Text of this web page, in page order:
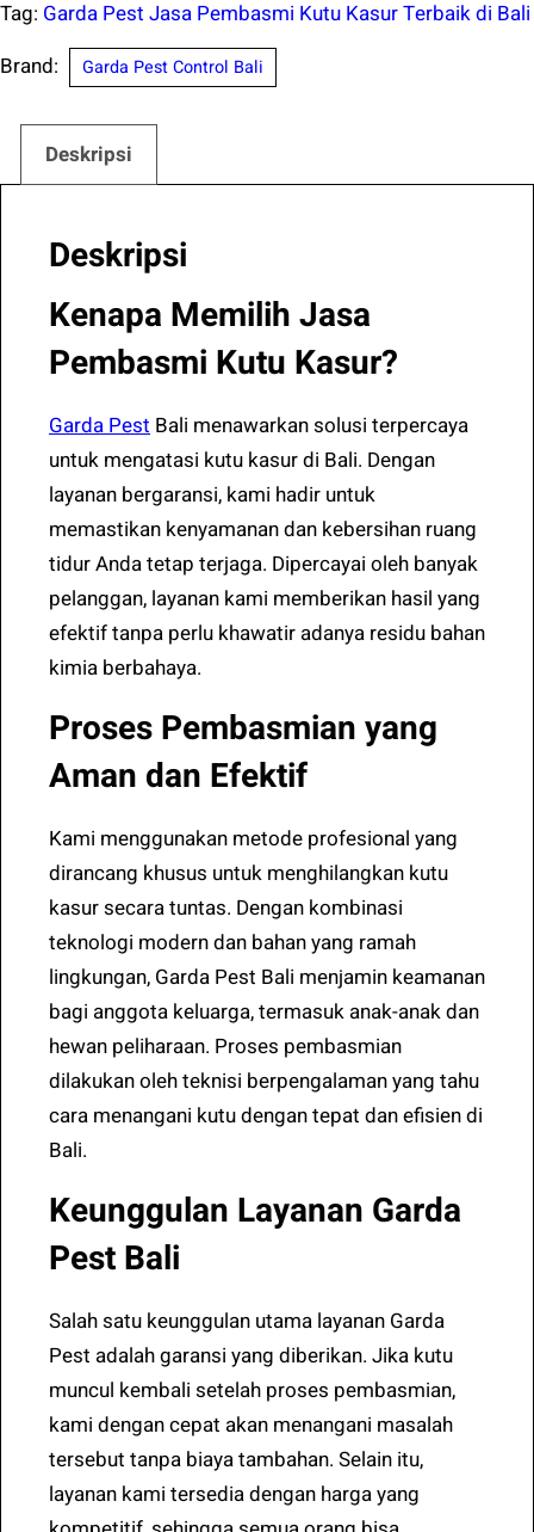
Gianyar
Bali
Bergaransi
Tag: Garda Pest Jasa Pembasmi Kutu Kasur Terbaik di Bali
Brand:
Garda Pest Control Bali
Deskripsi
Deskripsi
Kenapa Memilih Jasa
Pembasmi Kutu Kasur?
Garda Pest Bali menawarkan solusi terpercaya
untuk mengatasi kutu kasur di Bali. Dengan
layanan bergaransi, kami hadir untuk
memastikan kenyamanan dan kebersihan ruang
tidur Anda tetap terjaga. Dipercayai oleh banyak
pelanggan, layanan kami memberikan hasil yang
efektif tanpa perlu khawatir adanya residu bahan
kimia berbahaya.
Proses Pembasmian yang
Aman dan Efektif
Kami menggunakan metode profesional yang
dirancang khusus untuk menghilangkan kutu
kasur secara tuntas. Dengan kombinasi
teknologi modern dan bahan yang ramah
lingkungan, Garda Pest Bali menjamin keamanan
bagi anggota keluarga, termasuk anak-anak dan
hewan peliharaan. Proses pembasmian
dilakukan oleh teknisi berpengalaman yang tahu
cara menangani kutu dengan tepat dan efisien di
Bali.
Keunggulan Layanan Garda
Pest Bali
Salah satu keunggulan utama layanan Garda
Pest adalah garansi yang diberikan. Jika kutu
muncul kembali setelah proses pembasmian,
kami dengan cepat akan menangani masalah
tersebut tanpa biaya tambahan. Selain itu,
layanan kami tersedia dengan harga yang